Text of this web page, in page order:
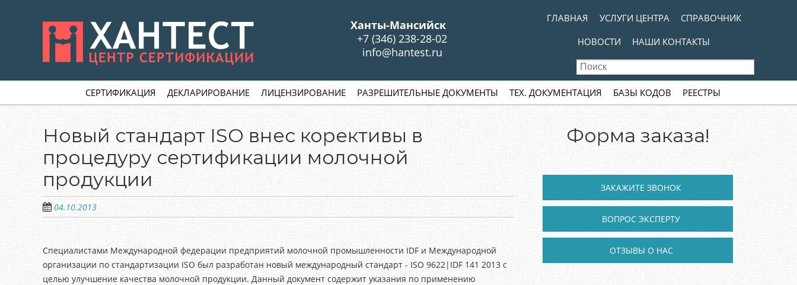
Ханты-Мансийск
+7 (346) 238-28-02
info@hantest.ru
MENU
Skip to content
ГЛАВНАЯ УСЛУГИ ЦЕНТРА
СПРАВОЧНИК
НОВОСТИ
НАШИ КОНТАКТЫ
Skip to contentСЕРТИФИКАЦИЯ ДЕКЛАРИРОВАНИЕ ЛИЦЕНЗИРОВАНИЕ РАЗРЕШИТЕЛЬНЫЕ ДОКУМЕНТЫ ТЕХ. ДОКУМЕНТАЦИЯ БАЗЫ КОДОВ РЕЕСТРЫ
Новый стандарт ISO внес корективы в
процедуру сертификации молочной
продукции
04.10.2013
Специалистами Международной федерации предприятий молочной промышленности IDF и Международной
организации по стандартизации ISO был разработан новый международный стандарт - ISO 9622|IDF 141 2013 с
целью улучшение качества молочной продукции. Данный документ содержит указания по применению
Форма заказа!
ЗАКАЖИТЕ ЗВОНОК
ВОПРОС ЭКСПЕРТУ
ОТЗЫВЫ О НАС